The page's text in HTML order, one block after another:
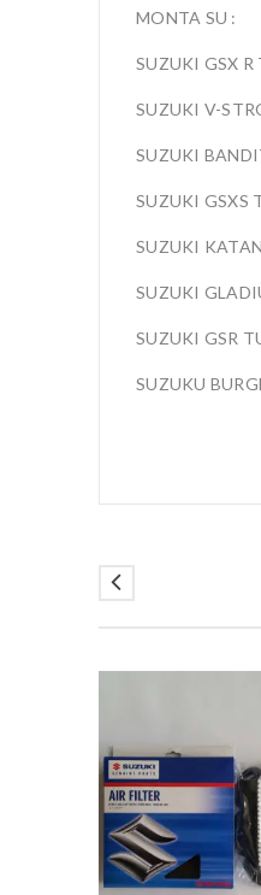
MONTA SU :
SUZUKI GSX
SUZUKI V-
SUZUKI
SUZUKI GSXS
SUZUKI
SUZUKI
SUZUKI GSR
SUZUKU